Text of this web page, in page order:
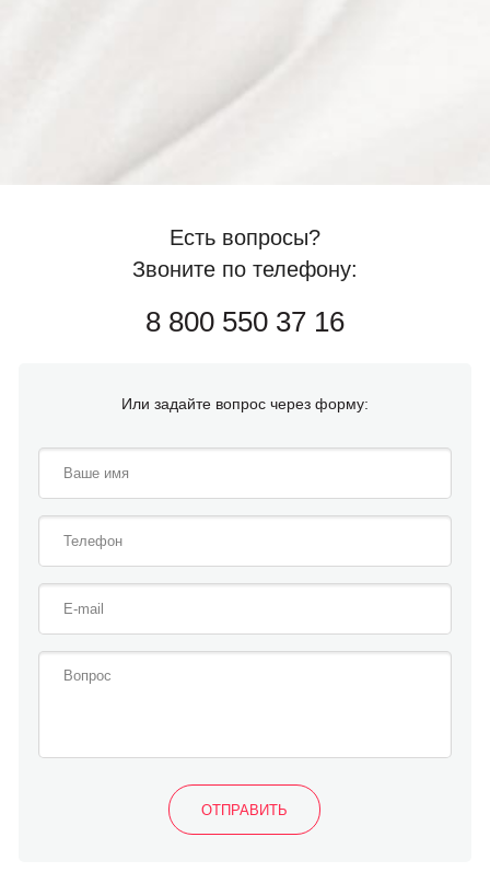
Есть вопросы?
Звоните по телефону:
8 800 550 37 16
Или задайте вопрос через форму: